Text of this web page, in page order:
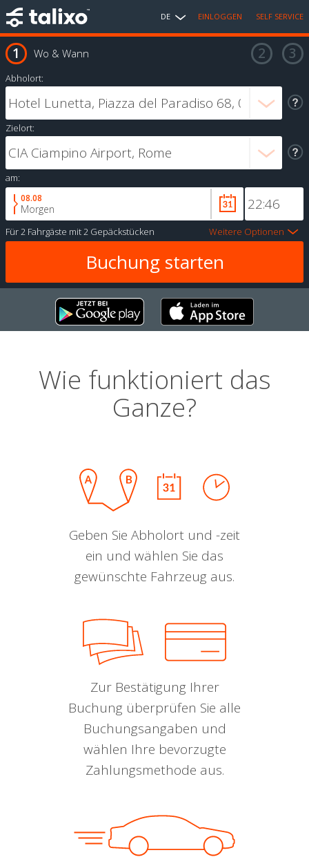
DE EINLOGGEN SELF SERVICE
Wo & Wann
Abholort:
Zielort:
am:
08.08
Morgen
Für2 Fahrgäste mit2 Gepäckstücken Weitere Optionen
Wie funktioniert das
Ganze?
Geben Sie Abholort und -zeit
ein und wählen Sie das
gewünschte Fahrzeug aus.
Zur Bestätigung Ihrer
Buchung überprüfen Sie alle
Buchungsangaben und
wählen Ihre bevorzugte
Zahlungsmethode aus.